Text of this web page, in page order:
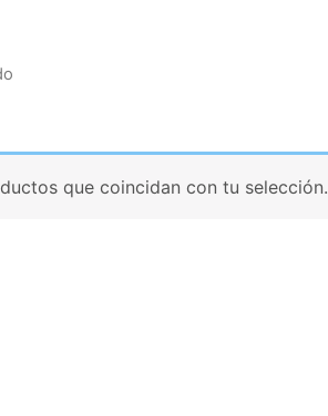
que coincidan con tu selección.